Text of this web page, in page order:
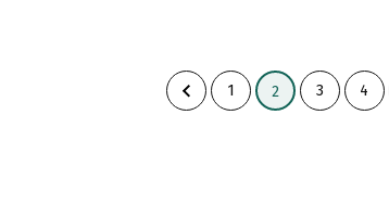
1 2 3 4